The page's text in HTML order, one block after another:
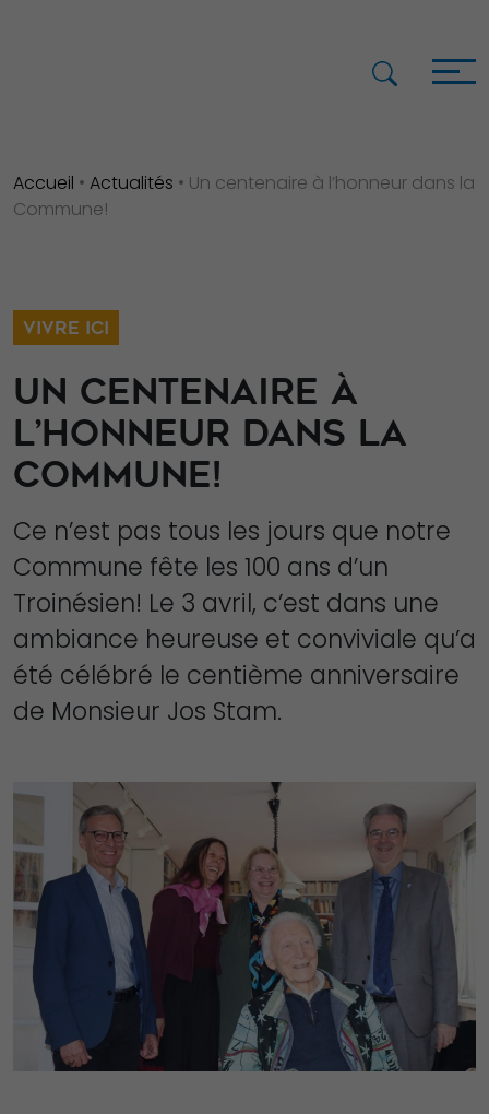
Accueil • Actualités • Un centenaire à l’honneur dans la
Commune!
VIVRE ICI
UN CENTENAIRE À
L’HONNEUR DANS LA
COMMUNE!
Ce n’est pas tous les jours que notre
Commune fête les 100 ans d’un
Troinésien! Le 3 avril, c’est dans une
ambiance heureuse et conviviale qu’a
été célébré le centième anniversaire
de Monsieur Jos Stam.